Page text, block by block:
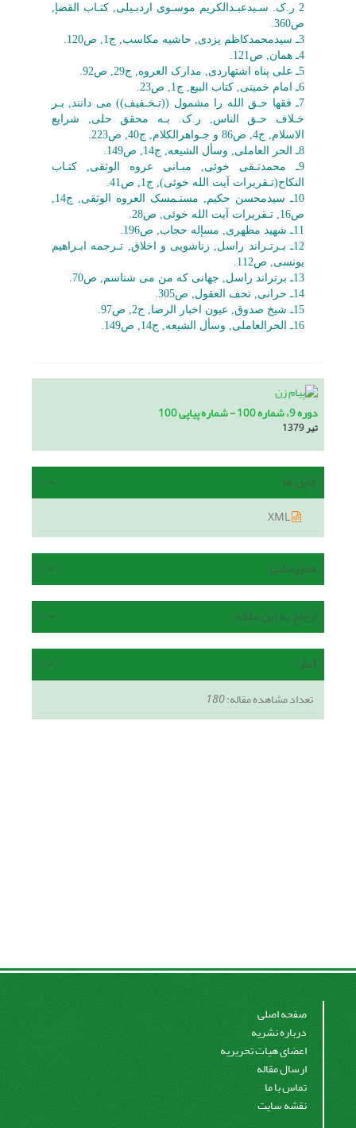
2 ر.ک. سـیدعبـدالکریم موسـوى اردبـیلى, کتـاب القضإ,
ص360.
3ـ سیدمحمدکاظم یزدى, حاشیه مکاسب, ج1, ص120.
4ـ همان, ص121.
5ـ على پناه اشتهاردى, مدارک العروه, ج29, ص92.
6ـ امام خمینى, کتاب البیع, ج1, ص23.
7ـ فقها حـق الله را مشمول ((تـخـفیف)) مى دانند, بـر
خـلاف حـق الناس, ر.ک. بـه محقق حلى, شرایع
الاسلام, ج4, ص86 و جـواهرالکلام, ج40, ص223.
8ـ الحر العاملى, وسأل الشیعه, ج14, ص149.
9ـ محمدتـقى خوئى, مبـانى عروه الوثقى, کتـاب
النکاح(تـقریرات آیت الله خوئى), ج1, ص41.
10ـ سیدمحسن حکیم, مستـمسک العروه الوثقى, ج14,
ص16, تـقریرات آیت الله خوئى, ص28.
11ـ شهید مطهرى, مسإله حجاب, ص196.
12ـ بـرتـراند راسل, زناشویى و اخلاق, تـرجمه ابـراهیم
یونسى, ص112.
13ـ برتراند راسل, جهانى که من مى شناسم, ص70.
14ـ حرانى, تحف العقول, ص305.
15ـ شیخ صدوق, عیون اخبار الرضا, ج2, ص97.
16ـ الحرالعاملى, وسأل الشیعه, ج14, ص149.
دوره 9، شماره 100 - شماره پیاپی 100
تیر 1379
فایل ها
هم رسانی
ارجاع به این مقاله
آمار
تعداد مشاهده مقاله:180
صفحه اصلی
درباره نشریه
اعضای هیات تحریریه
ارسال مقاله
تماس با ما
نقشه سایت